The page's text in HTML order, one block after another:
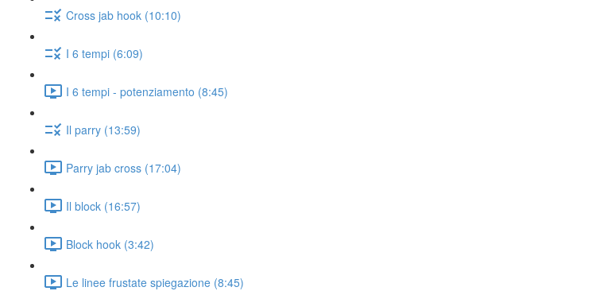
Cross jab hook (10:10)
I 6 tempi (6:09)
I 6 tempi - potenziamento (8:45)
Il parry (13:59)
Parry jab cross (17:04)
Il block (16:57)
Block hook (3:42)
Le linee frustate spiegazione (8:45)